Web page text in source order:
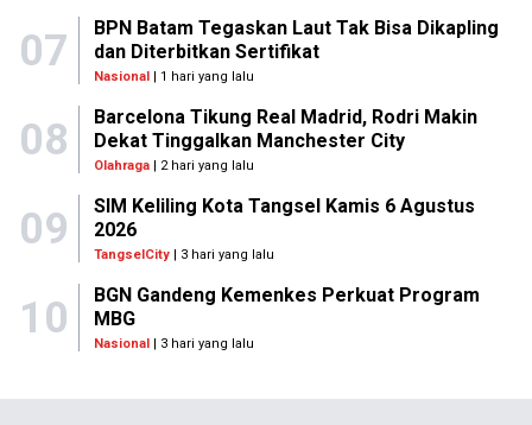
07
BPN Batam Tegaskan Laut Tak Bisa Dikapling
dan Diterbitkan Sertifikat
Nasional| 1 hari yang lalu
08
Barcelona Tikung Real Madrid, Rodri Makin
Dekat Tinggalkan Manchester City
Olahraga| 2 hari yang lalu
09
SIM Keliling Kota Tangsel Kamis 6 Agustus
2026
TangselCity| 3 hari yang lalu
10
BGN Gandeng Kemenkes Perkuat Program
MBG
Nasional| 3 hari yang lalu